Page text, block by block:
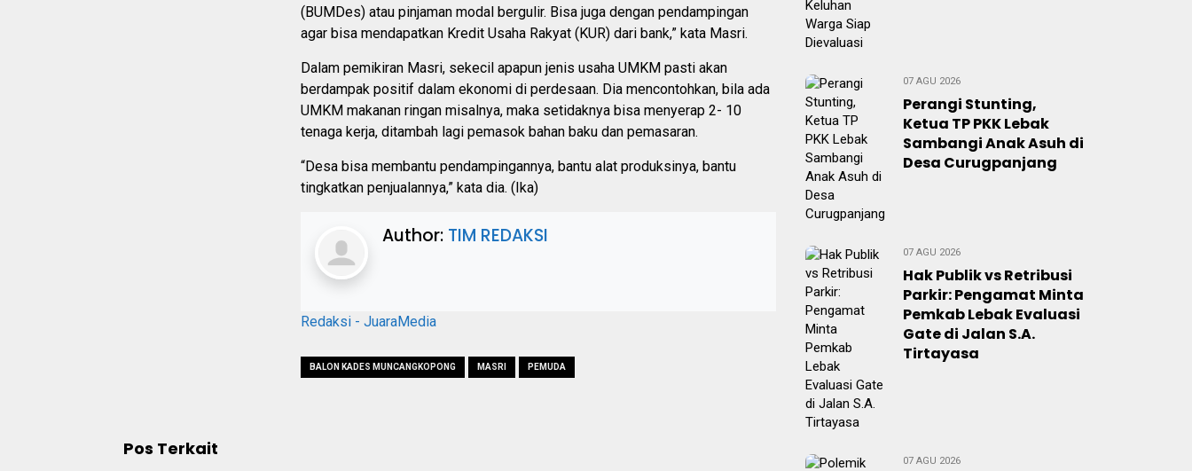
(BUMDes) atau pinjaman modal bergulir. Bisa juga dengan pendampingan
agar bisa mendapatkan Kredit Usaha Rakyat (KUR) dari bank,” kata Masri.
Dalam pemikiran Masri, sekecil apapun jenis usaha UMKM pasti akan
berdampak positif dalam ekonomi di perdesaan. Dia mencontohkan, bila ada
UMKM makanan ringan misalnya, maka setidaknya bisa menyerap 2- 10
tenaga kerja, ditambah lagi pemasok bahan baku dan pemasaran.
“Desa bisa membantu pendampingannya, bantu alat produksinya, bantu
tingkatkan penjualannya,” kata dia. (Ika)
Author: TIM REDAKSI
Redaksi - JuaraMedia
BALON KADES MUNCANGKOPONG MASRI PEMUDA
Pos Terkait
07 AGU 2026
Perangi Stunting,
Ketua TP PKK Lebak
Sambangi Anak Asuh di
Desa Curugpanjang
07 AGU 2026
Hak Publik vs Retribusi
Parkir: Pengamat Minta
Pemkab Lebak Evaluasi
Gate di Jalan S.A.
Tirtayasa
07 AGU 2026